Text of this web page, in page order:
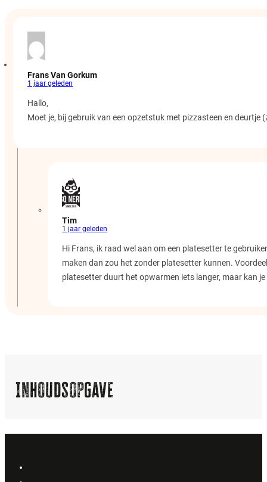
Frans Van Gorkum
1 jaar geleden
Hallo,
Moet je, bij gebruik van een opzetstuk met pizzasteen en
Tim
1 jaar geleden
Hi Frans, ik raad wel aan om een platesetter te
maken dan zou het zonder platesetter kunnen.
platesetter duurt het opwarmen iets langer, maar kan
Inhoudsopgave